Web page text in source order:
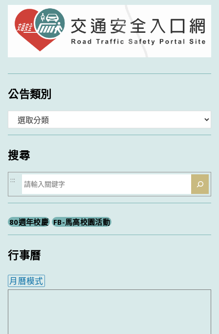
公告類別
類
搜尋
搜
尋
:::
80週年校慶 FB-馬高校園活動
行事曆
月曆模式